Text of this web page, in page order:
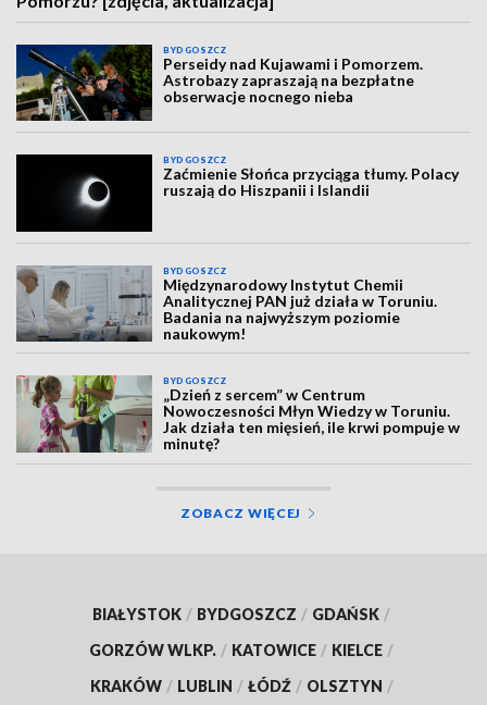
BYDGOSZCZ
Perseidy nad Kujawami i Pomorzem.
Astrobazy zapraszają na bezpłatne
obserwacje nocnego nieba
BYDGOSZCZ
Zaćmienie Słońca przyciąga tłumy. Polacy
ruszają do Hiszpanii i Islandii
BYDGOSZCZ
Międzynarodowy Instytut Chemii
Analitycznej PAN już działa w Toruniu.
Badania na najwyższym poziomie
naukowym!
BYDGOSZCZ
„Dzień z sercem” w Centrum
Nowoczesności Młyn Wiedzy w Toruniu.
Jak działa ten mięsień, ile krwi pompuje w
minutę?
ZOBACZ WIĘCEJ
BIAŁYSTOK / BYDGOSZCZ / GDAŃSK /
GORZÓW WLKP. / KATOWICE / KIELCE /
KRAKÓW / LUBLIN / ŁÓDŹ / OLSZTYN /